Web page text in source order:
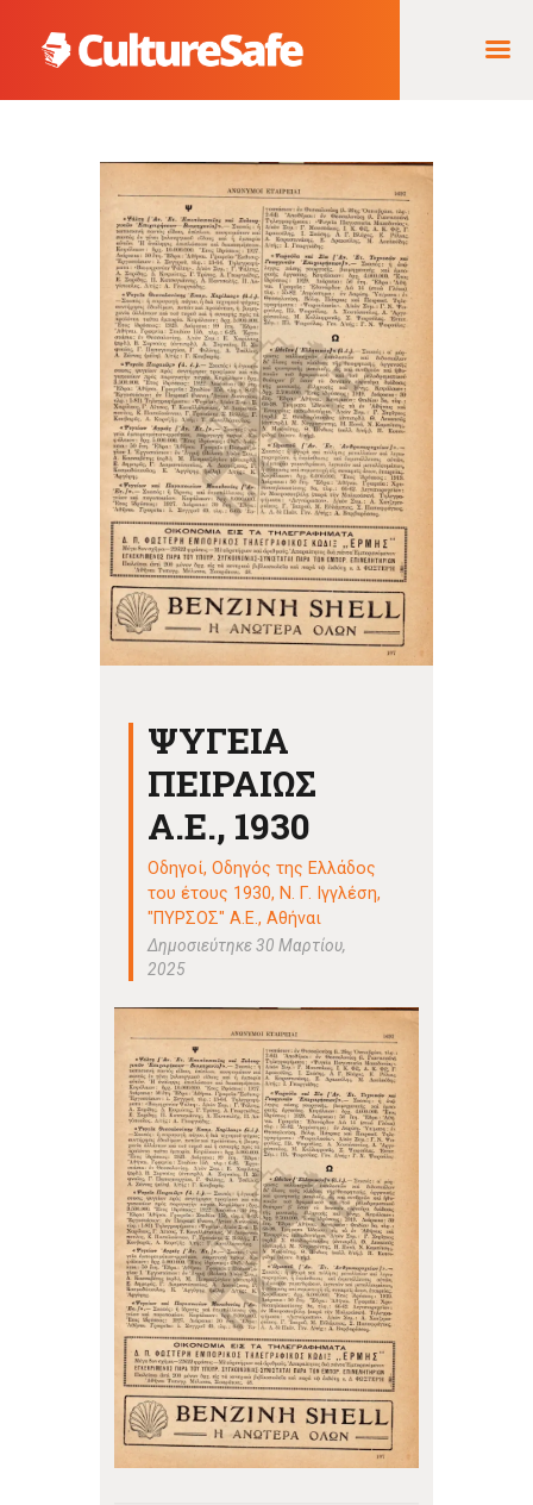
ΑΡΧΙΚΉ
ΦΟΡΈΑΣ ΥΛΟΠΟΊΗΣΗΣ
& ΈΡΓΑ
ΘΗΣΑΥΡΌΣ
ΤΕΚΜΗΡΊΩΝ
ΨΥΓΕΙΑ
ΠΕΙΡΑΙΩΣ
Α.Ε., 1930
Οδηγοί,Οδηγός της Ελλάδος
του έτους 1930, Ν. Γ. Ιγγλέση,
"ΠΥΡΣΟΣ" Α.Ε., Αθήναι
Δημοσιεύτηκε 30 Μαρτίου,
2025